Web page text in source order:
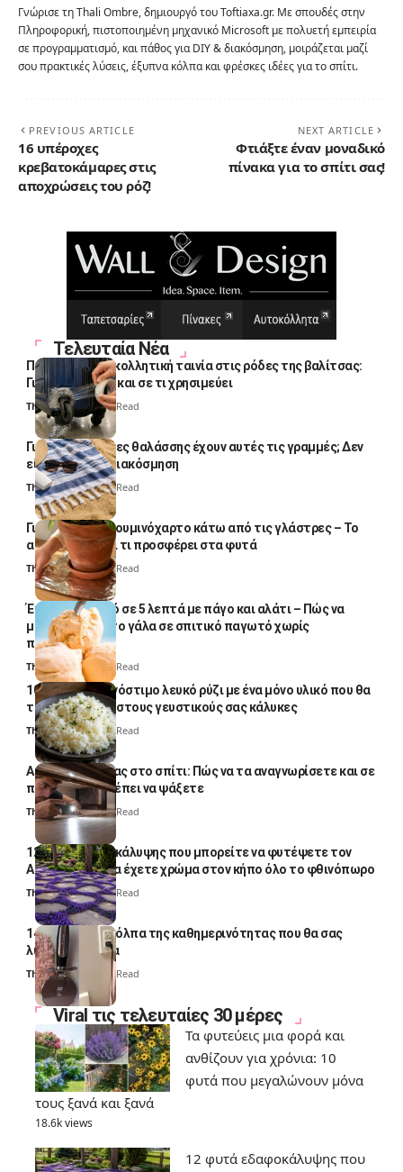
Γνώρισε τη Thali Ombre, δημιουργό του Toftiaxa.gr. Με σπουδές στην
Πληροφορική, πιστοποιημένη μηχανικό Microsoft με πολυετή εμπειρία
σε προγραμματισμό, και πάθος για DIY & διακόσμηση, μοιράζεται μαζί
σου πρακτικές λύσεις, έξυπνα κόλπα και φρέσκες ιδέες για το σπίτι.
PREVIOUS ARTICLE
16 υπέροχες
κρεβατοκάμαρες στις
αποχρώσεις του ρόζ!
NEXT ARTICLE
Φτιάξτε έναν μοναδικό
πίνακα για το σπίτι σας!
Τελευταία Νέα
Πολλοί βάζουν κολλητική ταινία στις ρόδες της βαλίτσας:
Γιατί το κάνουν και σε τι χρησιμεύει
Thali Ombre4 Min Read
Γιατί οι πετσέτες θαλάσσης έχουν αυτές τις γραμμές; Δεν
είναι μόνο για διακόσμηση
Thali Ombre5 Min Read
Γιατί βάζουν αλουμινόχαρτο κάτω από τις γλάστρες – Το
απλό κόλπο και τι προσφέρει στα φυτά
Thali Ombre4 Min Read
Έτοιμο παγωτό σε 5 λεπτά με πάγο και αλάτι – Πώς να
μετατρέψετε το γάλα σε σπιτικό παγωτό χωρίς
παγωτομηχανή
Thali Ombre 4 Min Read
10 φορές ποιο νόστιμο λευκό ρύζι με ένα μόνο υλικό που θα
το απογειώσει στους γευστικούς σας κάλυκες
Thali Ombre4 Min Read
Αυγά κατσαρίδας στο σπίτι: Πώς να τα αναγνωρίσετε και σε
ποια σημεία πρέπει να ψάξετε
Thali Ombre4 Min Read
12 φυτά εδαφοκάλυψης που μπορείτε να φυτέψετε τον
Αύγουστο για να έχετε χρώμα στον κήπο όλο το φθινόπωρο
Thali Ombre7 Min Read
14 πανέξυπνα κόλπα της καθημερινότητας που θα σας
λύσουν τα χέρια
Thali Ombre 6 Min Read
Viral τις τελευταίες 30 μέρες
Τα φυτεύεις μια φορά και
ανθίζουν για χρόνια: 10
φυτά που μεγαλώνουν μόνα
τους ξανά και ξανά
18.6k views
12 φυτά εδαφοκάλυψης που